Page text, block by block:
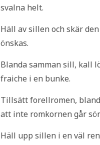
svalna helt.
Häll av sillen och skär
önskas.
Blanda samman sill, kall
fraiche i en bunke.
Tillsätt forellromen,
att inte romkornen går
Häll upp sillen i en väl